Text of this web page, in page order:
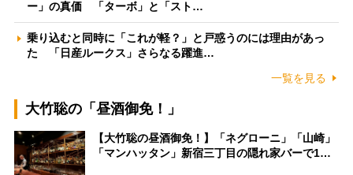
ー」の真価 「ターボ」と「スト…
乗り込むと同時に「これが軽？」と戸惑うのには理由があっ
た 「日産ルークス」さらなる躍進…
一覧を見る
大竹聡の「昼酒御免！」
【大竹聡の昼酒御免！】「ネグローニ」「山崎」
「マンハッタン」新宿三丁目の隠れ家バーで1…